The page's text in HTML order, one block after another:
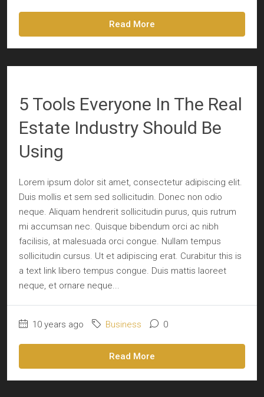
Read More
5 Tools Everyone In The Real
Estate Industry Should Be
Using
Lorem ipsum dolor sit amet, consectetur adipiscing elit.
Duis mollis et sem sed sollicitudin. Donec non odio
neque. Aliquam hendrerit sollicitudin purus, quis rutrum
mi accumsan nec. Quisque bibendum orci ac nibh
facilisis, at malesuada orci congue. Nullam tempus
sollicitudin cursus. Ut et adipiscing erat. Curabitur this is
a text link libero tempus congue. Duis mattis laoreet
neque, et ornare neque...
10 years ago Business 0
Read More